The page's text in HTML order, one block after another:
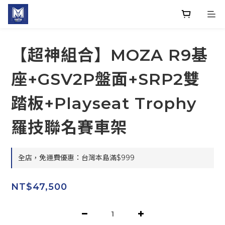
【超神組合】MOZA R9基
座+GSV2P盤面+SRP2雙
踏板+Playseat Trophy
羅技聯名賽車架
全店，免運費優惠：台灣本島滿$999
NT$47,500